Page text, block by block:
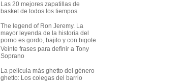
Las 20 mejores zapatillas de
basket de todos los tiempos
The legend of Ron Jeremy. La
mayor leyenda de la historia del
porno es gordo, bajito y con bigote
Veinte frases para definir a Tony
Soprano
La película más ghetto del género
ghetto: Los colegas del barrio